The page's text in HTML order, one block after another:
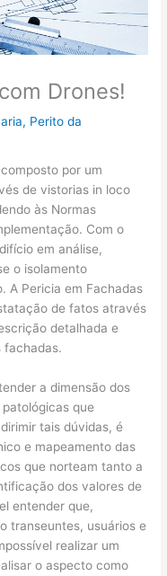
Drones!
, Perito da
por um
de vistorias in loco
às Normas
Com o
em análise,
o isolamento
A Pericia em Fachadas
de fatos através
detalhada e
fachadas.
a dimensão dos
que
tais dúvidas, é
e mapeamento das
que norteam tanto a
dos valores de
entender que,
transeuntes, usuários e
realizar um
o aspecto como